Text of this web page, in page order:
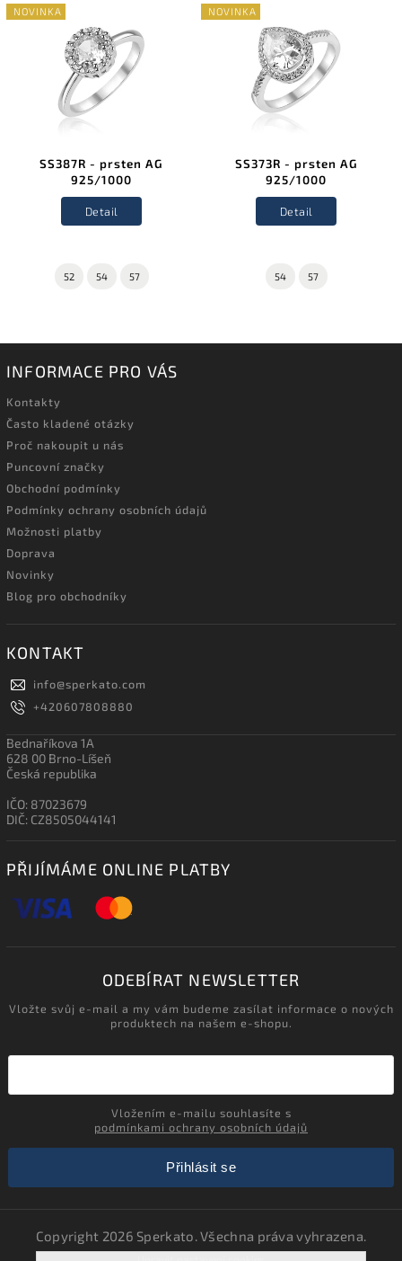
NOVINKA
SS387R - prsten AG
925/1000
Detail
52 54 57
NOVINKA
SS373R - prsten AG
925/1000
Detail
54 57
INFORMACE PRO VÁS
Kontakty
Často kladené otázky
Proč nakoupit u nás
Puncovní značky
Obchodní podmínky
Podmínky ochrany osobních údajů
Možnosti platby
Doprava
Novinky
Blog pro obchodníky
KONTAKT
info@sperkato.com
+420607808880
Bednaříkova 1A
628 00 Brno-Líšeň
Česká republika
IČO: 87023679
DIČ: CZ8505044141
PŘIJÍMÁME ONLINE PLATBY
ODEBÍRAT NEWSLETTER
Vložte svůj e-mail a my vám budeme zasílat informace o nových
produktech na našem e-shopu.
podmínkami ochrany osobních údajů
Přihlásit se
Copyright 2026 Sperkato. Všechna práva vyhrazena.